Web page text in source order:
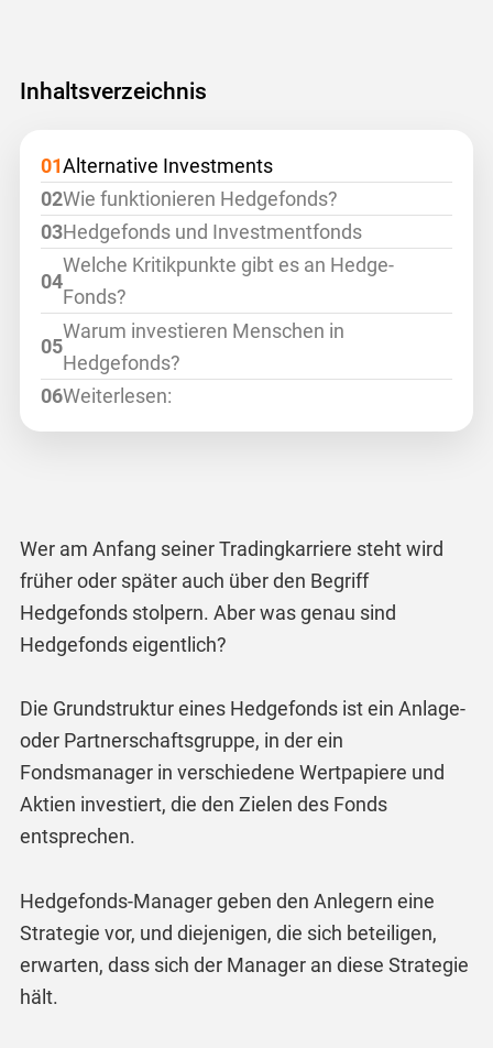
Inhaltsverzeichnis
Alternative Investments
Wie funktionieren Hedgefonds?
Hedgefonds und Investmentfonds
Welche Kritikpunkte gibt es an Hedge-
Fonds?
Warum investieren Menschen in
Hedgefonds?
Weiterlesen:
Wer am Anfang seiner Tradingkarriere steht wird
früher oder später auch über den Begriff
Hedgefonds stolpern. Aber was genau sind
Hedgefonds eigentlich?
Die Grundstruktur eines Hedgefonds ist ein Anlage-
oder Partnerschaftsgruppe, in der ein
Fondsmanager in verschiedene Wertpapiere und
Aktien investiert, die den Zielen des Fonds
entsprechen.
Hedgefonds-Manager geben den Anlegern eine
Strategie vor, und diejenigen, die sich beteiligen,
erwarten, dass sich der Manager an diese Strategie
hält.